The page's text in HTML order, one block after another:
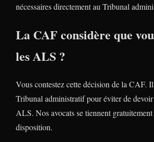
nécessaires directement au Tribunal
La CAF considère que
les ALS ?
Vous contestez cette décision de la CAF.
Tribunal administratif pour éviter de
ALS. Nos avocats se tiennent
disposition.